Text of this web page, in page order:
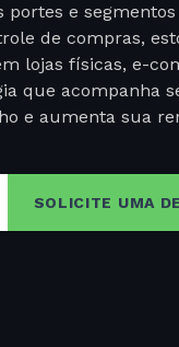
portes e
de compras,
lojas físicas, e-
que acompanha
e aumenta sua
e
SOLICITE UMA